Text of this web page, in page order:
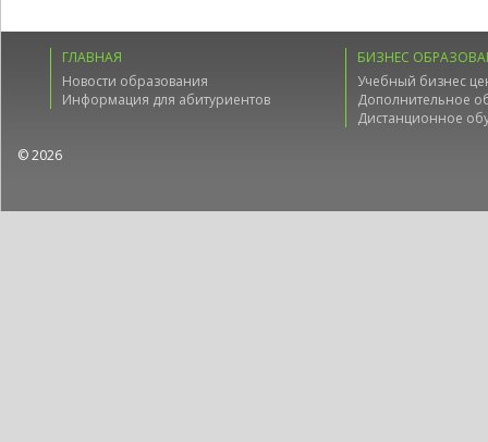
ГЛАВНАЯ
Новости образования
Информация для абитуриентов
БИЗНЕС
Учебный бизнес
Дополнительное
Дистанционное
© 2026